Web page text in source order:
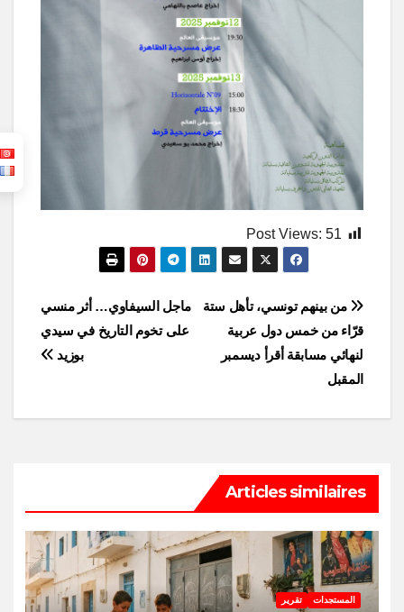
Post Views: 51
Post
navigation
ماجل السيفاوي… أثر منسي
على تخوم التاريخ في سيدي
بوزيد
من بينهم تونسي، تأهل ستة
قرّاء من خمس دول عربية
لنهائي مسابقة أقرأ ديسمبر
المقبل
Articles similaires
المستجدات تقرير